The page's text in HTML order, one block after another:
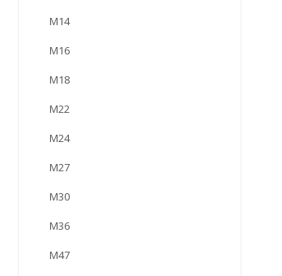
М14
М16
М18
М22
М24
М27
М30
М36
М47